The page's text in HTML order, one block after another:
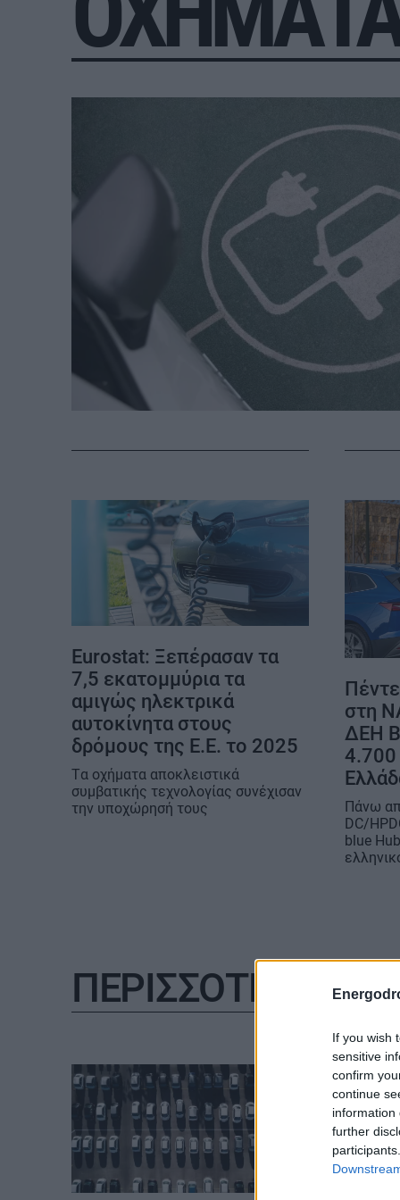
If you wish
sensitive
confirm
continue
information
further
– Αμετάβλητο το
χρονοδιάγραμμα για το 2032
ΕΝΕΡΓΕΙΑ
ΜΕΤΑΦΟΡΕΣ -
ΨΗΦΙΑΚΟΣ ΚΟΣΜΟΣ
ΟΙΚΟΝΟΜΙΑ - ΕΠΙΧΕΙΡΗΣΕΙΣ
MY PROPERTY
ΚΑΡΑΜΠΟΛΕΣ
Eurostat: Ξεπέρασαν τα
7,5 εκατομμύρια τα
αμιγώς ηλεκτρικά
αυτοκίνητα στους
δρόμους της Ε.Ε. το 2025
Tα οχήματα αποκλειστικά
συμβατικής τεχνολογίας συνέχισαν
την υποχώρησή τους
στη
ΔΕΗ
4.700
Πάνω
DC/
blue
ΠΕΡΙΣΣΟΤΕΡΑ